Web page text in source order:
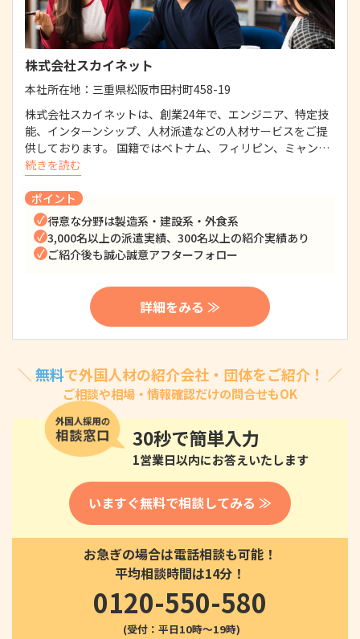
株式会社スカイネット
本社所在地： 三重県松阪市田村町458-19
株式会社スカイネットは、創業24年で、エンジニア、特定技
能、インターンシップ、人材派遣などの人材サービスをご提
供しております。 国籍ではベトナム、フィリピン、ミャン…
続きを読む
ポイント
得意な分野は製造系・建設系・外食系
3,000名以上の派遣実績、300名以上の紹介実績あり
ご紹介後も誠心誠意アフターフォロー
詳細をみる ≫
＼ 無料で外国人材の紹介会社・団体をご紹介！ ／
ご相談や相場・情報確認だけの問合せもOK
30秒で簡単入力
1営業日以内にお答えいたします
いますぐ無料で相談してみる ≫
お急ぎの場合は電話相談も可能！
平均相談時間は14分！
0120-550-580
(受付：平日10時〜19時)